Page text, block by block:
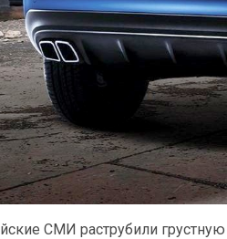
СМИ раструбили